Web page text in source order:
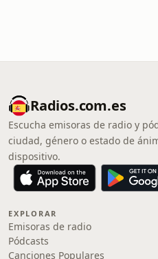
Radios.com.es
Escucha emisoras de radio y
ciudad, género o estado de
dispositivo.
EXPLORAR
Emisoras de radio
Pódcasts
Canciones Populares